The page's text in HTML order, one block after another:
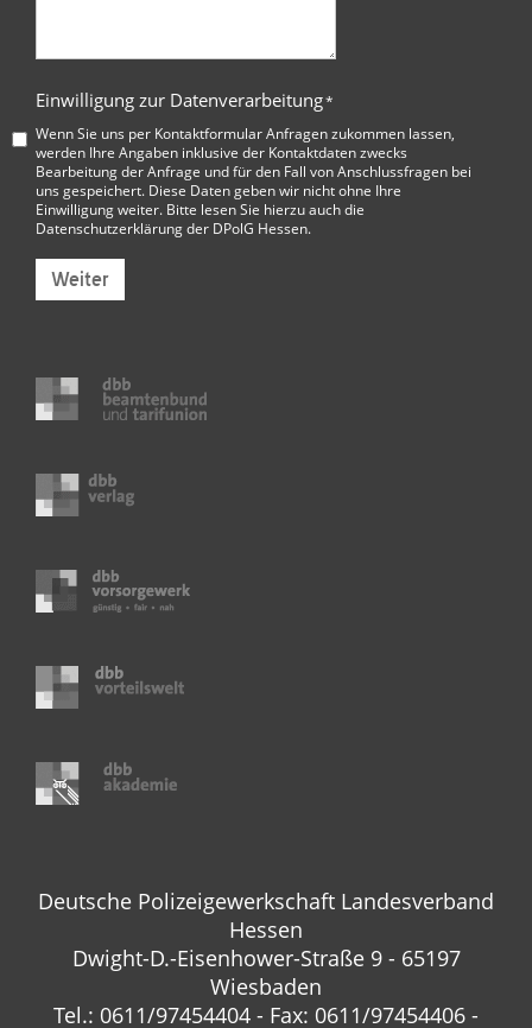
Einwilligung zur Datenverarbeitung*
Wenn Sie uns per Kontaktformular Anfragen zukommen lassen,
werden Ihre Angaben inklusive der Kontaktdaten zwecks
Bearbeitung der Anfrage und für den Fall von Anschlussfragen bei
uns gespeichert. Diese Daten geben wir nicht ohne Ihre
Einwilligung weiter. Bitte lesen Sie hierzu auch die
Datenschutzerklärung der DPolG Hessen.
Weiter
Deutsche Polizeigewerkschaft Landesverband
Hessen
Dwight-D.-Eisenhower-Straße 9 - 65197
Wiesbaden
Tel.: 0611/97454404 - Fax: 0611/97454406 -